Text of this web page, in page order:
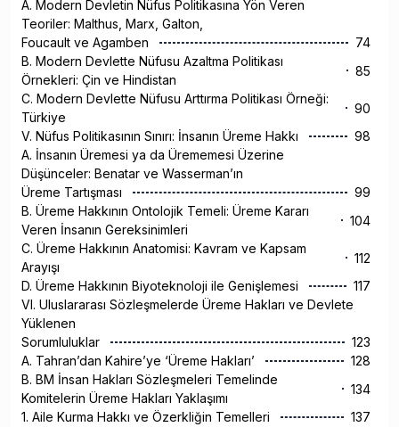
A. Modern Devletin Nüfus Politikasına Yön Veren
Teoriler: Malthus, Marx, Galton,
Foucault ve Agamben
74
B. Modern Devlette Nüfusu Azaltma Politikası
Örnekleri: Çin ve Hindistan
85
C. Modern Devlette Nüfusu Arttırma Politikası Örneği:
Türkiye
90
V. Nüfus Politikasının Sınırı: İnsanın Üreme Hakkı
98
A. İnsanın Üremesi ya da Ürememesi Üzerine
Düşünceler: Benatar ve Wasserman’ın
Üreme Tartışması
99
B. Üreme Hakkının Ontolojik Temeli: Üreme Kararı
Veren İnsanın Gereksinimleri
104
C. Üreme Hakkının Anatomisi: Kavram ve Kapsam
Arayışı
112
D. Üreme Hakkının Biyoteknoloji ile Genişlemesi
117
VI. Uluslararası Sözleşmelerde Üreme Hakları ve Devlete
Yüklenen
Sorumluluklar
123
A. Tahran’dan Kahire’ye ‘Üreme Hakları’
128
B. BM İnsan Hakları Sözleşmeleri Temelinde
Komitelerin Üreme Hakları Yaklaşımı
134
1. Aile Kurma Hakkı ve Özerkliğin Temelleri
137